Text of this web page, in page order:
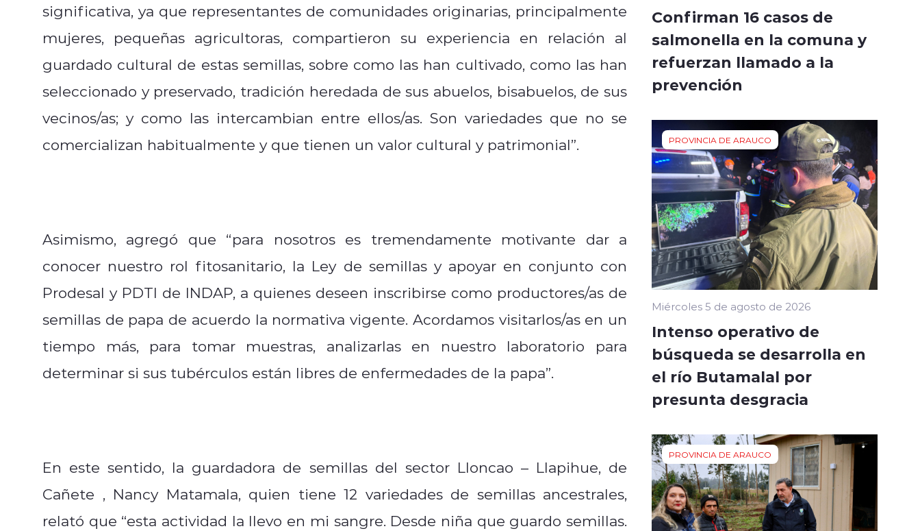
significativa, ya que representantes de comunidades originarias, principalmente
mujeres, pequeñas agricultoras, compartieron su experiencia en relación al
guardado cultural de estas semillas, sobre como las han cultivado, como las han
seleccionado y preservado, tradición heredada de sus abuelos, bisabuelos, de sus
vecinos/as; y como las intercambian entre ellos/as. Son variedades que no se
comercializan habitualmente y que tienen un valor cultural y patrimonial”.
Asimismo, agregó que “para nosotros es tremendamente motivante dar a
conocer nuestro rol fitosanitario, la Ley de semillas y apoyar en conjunto con
Prodesal y PDTI de INDAP, a quienes deseen inscribirse como productores/as de
semillas de papa de acuerdo la normativa vigente. Acordamos visitarlos/as en un
tiempo más, para tomar muestras, analizarlas en nuestro laboratorio para
determinar si sus tubérculos están libres de enfermedades de la papa”.
En este sentido, la guardadora de semillas del sector Lloncao – Llapihue, de
Cañete , Nancy Matamala, quien tiene 12 variedades de semillas ancestrales,
relató que “esta actividad la llevo en mi sangre. Desde niña que guardo semillas.
Confirman 16 casos de
salmonella en la comuna y
refuerzan llamado a la
prevención
PROVINCIA DE ARAUCO
Miércoles 5 de agosto de 2026
Intenso operativo de
búsqueda se desarrolla en
el río Butamalal por
presunta desgracia
PROVINCIA DE ARAUCO